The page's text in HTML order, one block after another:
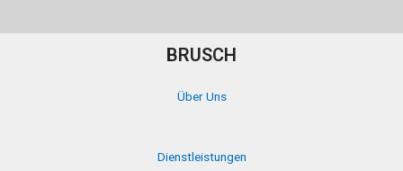
BRUSCH
Über Uns
Dienstleistungen